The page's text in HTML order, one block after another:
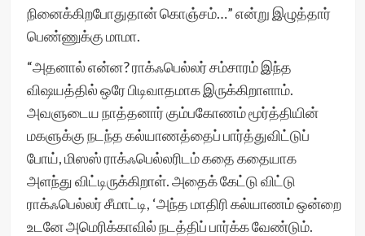
நினைக்கிறபோதுதான் கொஞ்சம்…” என்று இழுத்தார்
பெண்ணுக்கு மாமா.
“அதனால் என்ன? ராக்ஃபெல்லர் சம்சாரம் இந்த
விஷயத்தில் ஒரே பிடிவாதமாக இருக்கிறாளாம்.
அவளுடைய நாத்தனார் கும்பகோணம் மூர்த்தியின்
மகளுக்கு நடந்த கல்யாணத்தைப் பார்த்துவிட்டுப்
போய், மிஸஸ் ராக்ஃபெல்லரிடம் கதை கதையாக
அளந்து விட்டிருக்கிறாள். அதைக் கேட்டு விட்டு
ராக்ஃபெல்லர் சீமாட்டி, ‘அந்த மாதிரி கல்யாணம் ஒன்றை
உடனே அமெரிக்காவில் நடத்திப் பார்க்க வேண்டும்.